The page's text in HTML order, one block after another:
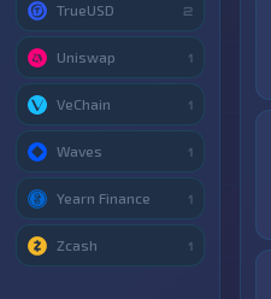
TrueUSD 2
Uniswap 1
VeChain 1
Waves 1
Yearn Finance 1
Zcash 1